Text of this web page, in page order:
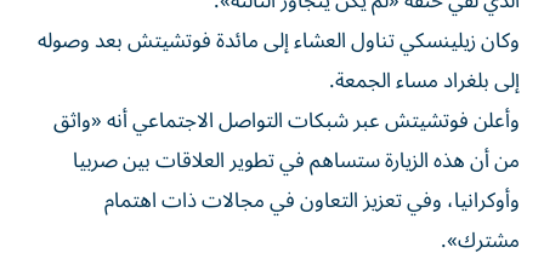
وكان زيلينسكي تناول العشاء إلى مائدة فوتشيتش بعد وصوله
إلى بلغراد مساء الجمعة.
وأعلن فوتشيتش عبر شبكات التواصل الاجتماعي أنه «واثق
من أن هذه الزيارة ستساهم في تطوير العلاقات بين صربيا
وأوكرانيا، وفي تعزيز التعاون في مجالات ذات اهتمام
مشترك».